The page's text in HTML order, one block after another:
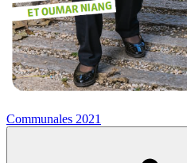
Communales 2021